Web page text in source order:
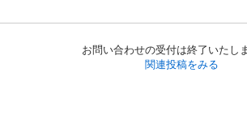
お問い合わせの受付は終了いたし
関連投稿をみる